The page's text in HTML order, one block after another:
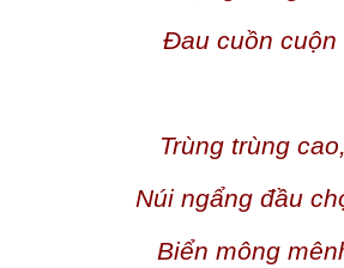
Đau cuồn cuộn
Trùng trùng
Núi ngẩng đầu
Biển mông